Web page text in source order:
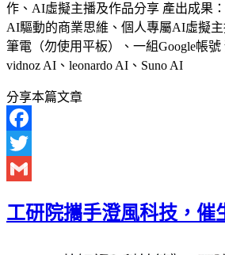
作、AI虛擬主播及作品分享 產出成果
AI驅動的商業思維、個人專屬AI虛擬主
筆電（勿使用平板）、一組Google帳號
vidnoz AI、leonardo AI、Suno AI
分享本篇文章
Facebook
Twitter
工研院攜手澄風科技，催